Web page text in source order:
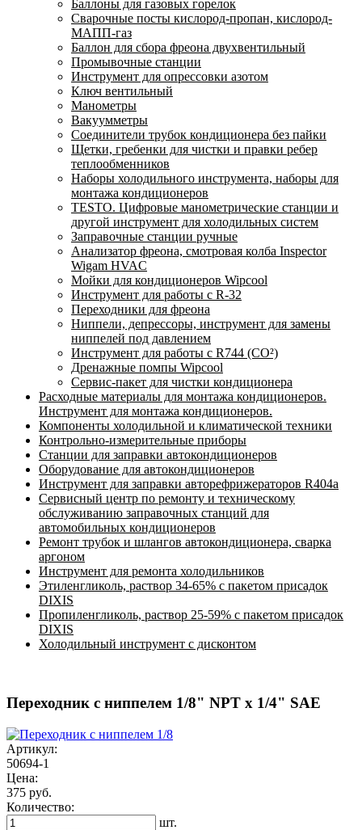
Баллоны для газовых горелок
Сварочные посты кислород-пропан, кислород-
МАПП-газ
Баллон для сбора фреона двухвентильный
Промывочные станции
Инструмент для опрессовки азотом
Ключ вентильный
Манометры
Вакуумметры
Соединители трубок кондиционера без пайки
Щетки, гребенки для чистки и правки ребер
теплообменников
Наборы холодильного инструмента, наборы для
монтажа кондиционеров
TESTO. Цифровые манометрические станции и
другой инструмент для холодильных систем
Заправочные станции ручные
Анализатор фреона, смотровая колба Inspector
Wigam HVAC
Мойки для кондиционеров Wipcool
Инструмент для работы с R-32
Переходники для фреона
Ниппели, депрессоры, инструмент для замены
ниппелей под давлением
Инструмент для работы с R744 (CO²)
Дренажные помпы Wipcool
Сервис-пакет для чистки кондиционера
Расходные материалы для монтажа кондиционеров.
Инструмент для монтажа кондиционеров.
Компоненты холодильной и климатической техники
Контрольно-измерительные приборы
Станции для заправки автокондиционеров
Оборудование для автокондиционеров
Инструмент для заправки авторефрижераторов R404a
Сервисный центр по ремонту и техническому
обслуживанию заправочных станций для
автомобильных кондиционеров
Ремонт трубок и шлангов автокондиционера, сварка
аргоном
Инструмент для ремонта холодильников
Этиленгликоль, раствор 34-65% с пакетом присадок
DIXIS
Пропиленгликоль, раствор 25-59% с пакетом присадок
DIXIS
Холодильный инструмент с дисконтом
Переходник c ниппелем 1/8" NPT х 1/4" SAE
Артикул:
50694-1
Цена:
375 руб.
Количество:
шт.